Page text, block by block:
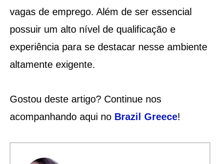
vagas de emprego. Além de ser essencial
possuir um alto nível de qualificação e
experiência para se destacar nesse ambiente
altamente exigente.
Gostou deste artigo? Continue nos
acompanhando aqui noBrazil Greece!